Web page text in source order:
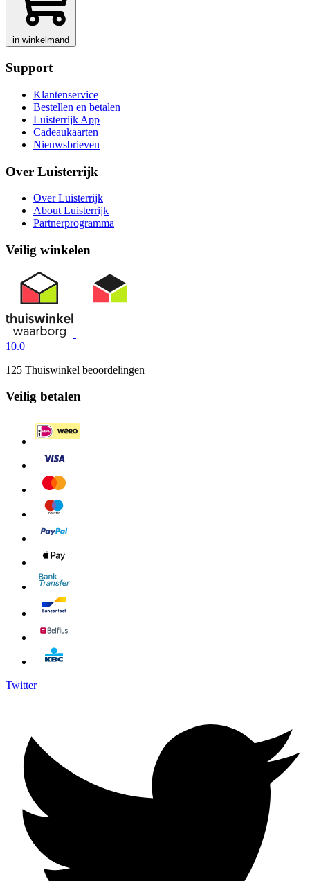
in winkelmand
Support
Klantenservice
Bestellen en betalen
Luisterrijk App
Cadeaukaarten
Nieuwsbrieven
Over Luisterrijk
Over Luisterrijk
About Luisterrijk
Partnerprogramma
Veilig winkelen
10.0
125 Thuiswinkel beoordelingen
Veilig betalen
Twitter